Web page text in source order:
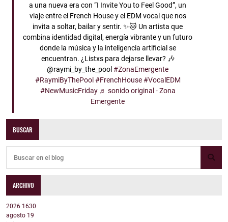
a una nueva era con “I Invite You to Feel Good”, un
viaje entre el French House y el EDM vocal que nos
invita a soltar, bailar y sentir. ✨🐱 Un artista que
combina identidad digital, energía vibrante y un futuro
donde la música y la inteligencia artificial se
encuentran. ¿Listxs para dejarse llevar? 🎶
@raymi_by_the_pool#ZonaEmergente
#RaymiByThePool #FrenchHouse #VocalEDM
#NewMusicFriday ♬ sonido original - Zona
Emergente
BUSCAR
ARCHIVO
2026 1630
agosto 19